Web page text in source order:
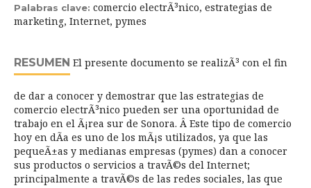
Palabras clave: comercio electrÃ³nico, estrategias de
marketing, Internet, pymes
RESUMEN El presente documento se realizÃ³ con el fin
de dar a conocer y demostrar que las estrategias de
comercio electrÃ³nico pueden ser una oportunidad de
trabajo en el Ã¡rea sur de Sonora. Â Este tipo de comercio
hoy en dÃ­a es uno de los mÃ¡s utilizados, ya que las
pequeÃ±as y medianas empresas (pymes) dan a conocer
sus productos o servicios a travÃ©s del Internet;
principalmente a travÃ©s de las redes sociales, las que